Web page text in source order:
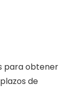
para obtener
de